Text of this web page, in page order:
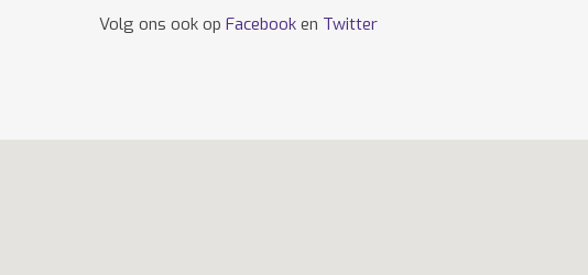
Volg ons ook op Facebook en Twitter